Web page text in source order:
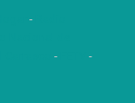
-
-
-